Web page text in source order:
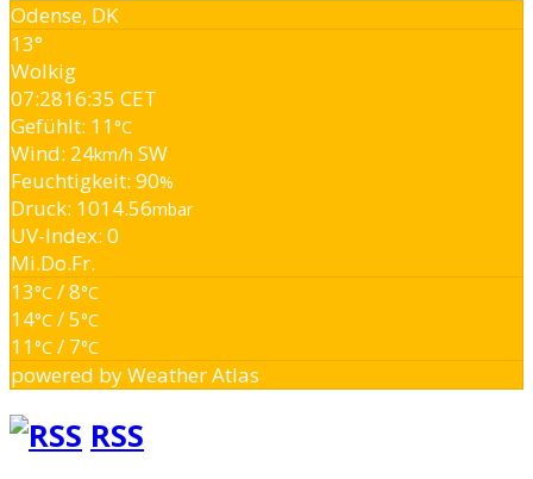
Odense, DK
13°
Wolkig
07:2816:35 CET
Gefühlt: 11°C
Wind: 24km/h SW
Feuchtigkeit: 90%
Druck: 1014.56mbar
UV-Index: 0
Mi.Do.Fr.
13°C / 8°C
14°C / 5°C
11°C / 7°C
powered byWeather Atlas
RSS